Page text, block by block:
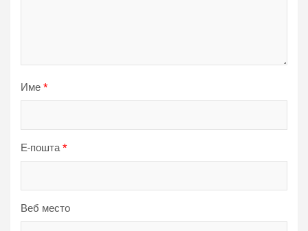
Име *
Е-пошта*
Веб место